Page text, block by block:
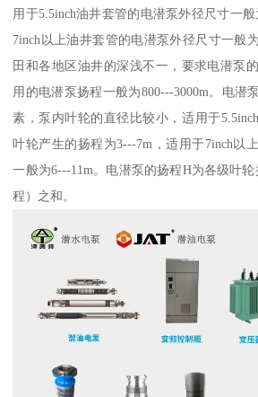
用于5.5inch油井套管的电潜泵外径尺寸一
7inch以上油井套管的电潜泵外径尺寸一般
田和各地区油井的深浅不一，要求电潜泵
用的电潜泵扬程一般为800---3000m。电潜
素，泵内叶轮的直径比较小，适用于
叶轮产生的扬程为3---7m，适用于7inch以
一般为6---11m。电潜泵的扬程H为各级叶
程）之和。